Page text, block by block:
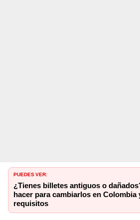
PUEDES VER:
¿Tienes billetes antiguos o
hacer para cambiarlos en Colombia
requisitos